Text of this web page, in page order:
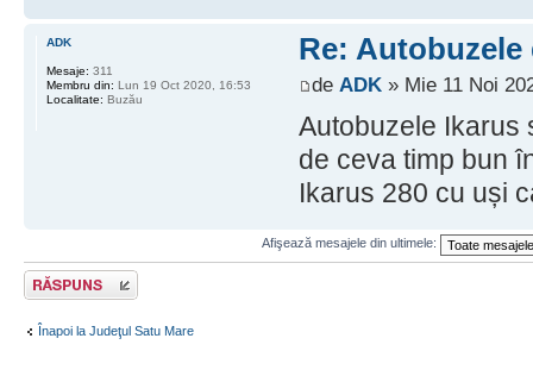
Re: Autobuzele
de ADK» Mie 11 Noi
Autobuzele Ikarus
de ceva timp bun
Ikarus 280 cu uși
ADK
Mesaje: 311
Membru din: Lun 19 Oct 2020, 16:53
Localitate: Buzău
Afişează mesajele din ultimele:
Răspunde
Înapoi la Judeţul Satu Mare